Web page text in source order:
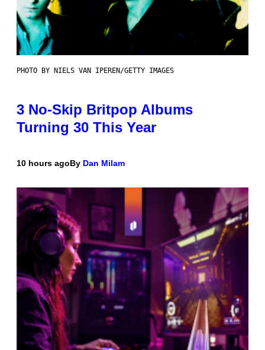
PHOTO BY NIELS VAN IPEREN/GETTY IMAGES
3 No-Skip Britpop Albums
Turning 30 This Year
10 hours agoBy Dan Milam